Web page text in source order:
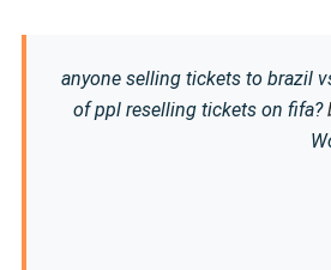
anyone selling tickets to brazil
of ppl reselling tickets on fifa?